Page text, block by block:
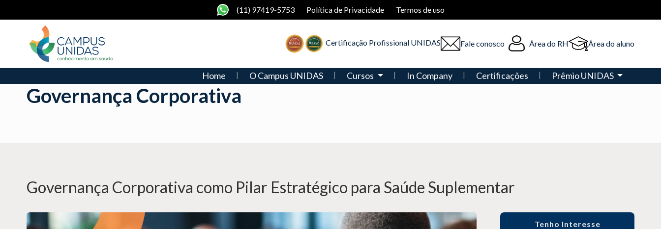
(11) 97419-5753 Política de Privacidade Termos de uso
Certificação Profissional UNIDAS Fale conosco Área do RH Área do aluno
Home O Campus UNIDAS Cursos In Company Certificações Prêmio UNIDAS
Governança Corporativa
Governança Corporativa como Pilar Estratégico para Saúde Suplementar
Tenho Interesse